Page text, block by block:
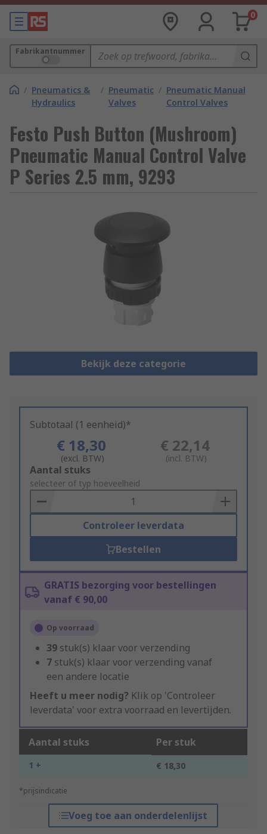
0
Fabrikantnummer
/ Pneumatics &
Hydraulics
/ Pneumatic
Valves
/ Pneumatic Manual
Control Valves
Festo Push Button (Mushroom)
Pneumatic Manual Control Valve
P Series 2.5 mm, 9293
Bekijk deze categorie
Subtotaal (1 eenheid)*
€ 18,30
(excl. BTW)
€ 22,14
(incl. BTW)
Add
to
Basket
Aantal stuks
selecteer of typ hoeveelheid
Controleer leverdata
Bestellen
GRATIS bezorging voor bestellingen
vanaf € 90,00
Op voorraad
39 stuk(s) klaar voor verzending
7 stuk(s) klaar voor verzending vanaf
een andere locatie
Heeft u meer nodig? Klik op 'Controleer
leverdata' voor extra voorraad en levertijden.
Aantal stuks Per stuk
1 + € 18,30
*prijsindicatie
Voeg toe aan onderdelenlijst